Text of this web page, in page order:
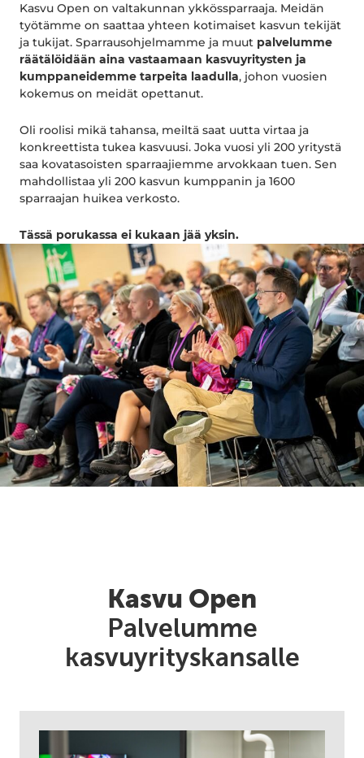
Kasvu Open on valtakunnan ykkössparraaja. Meidän
työtämme on saattaa yhteen kotimaiset kasvun tekijät
ja tukijat. Sparrausohjelmamme ja muut palvelumme
räätälöidään aina vastaamaan kasvuyritysten ja
kumppaneidemme tarpeita laadulla, johon vuosien
kokemus on meidät opettanut.
Oli roolisi mikä tahansa, meiltä saat uutta virtaa ja
konkreettista tukea kasvuusi. Joka vuosi yli 200 yritystä
saa kovatasoisten sparraajiemme arvokkaan tuen. Sen
mahdollistaa yli 200 kasvun kumppanin ja 1600
sparraajan huikea verkosto.
Tässä porukassa ei kukaan jää yksin.
Kasvu Open
Palvelumme
kasvuyrityskansalle